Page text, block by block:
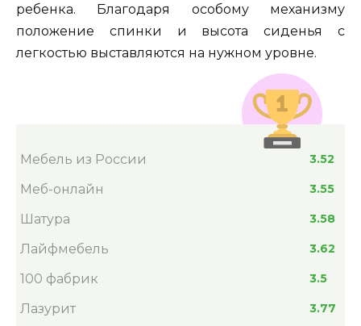
ребенка. Благодаря особому механизму
положение спинки и высота сиденья с
легкостью выставляются на нужном уровне.
Мебель из России 3.52
Меб-онлайн 3.55
Шатура 3.58
Лайфмебель 3.62
100 фабрик 3.5
Лазурит 3.77